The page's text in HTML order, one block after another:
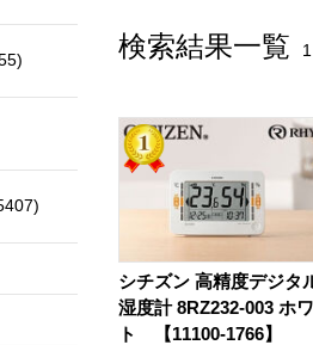
検索結果一覧
シチズン 高精度デジタ
湿度計 8RZ232-003 ホ
ト 【11100-1766】